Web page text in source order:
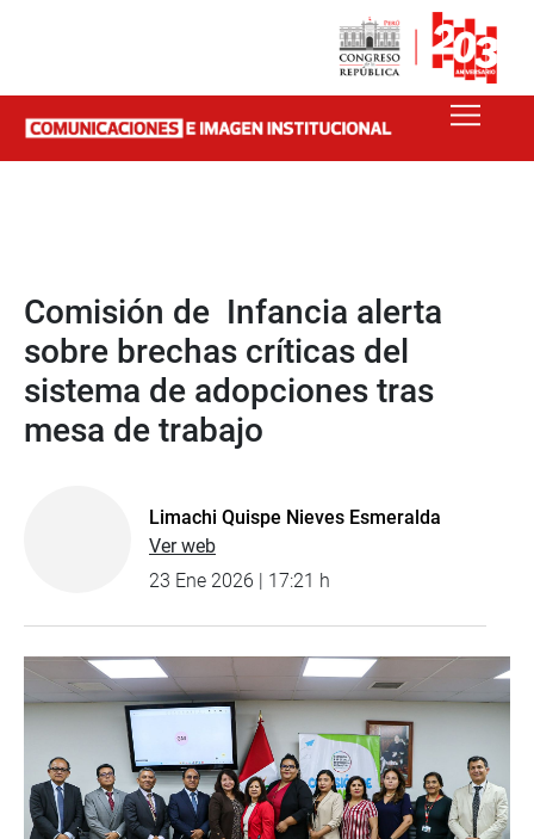
Comisión de Infancia alerta
sobre brechas críticas del
sistema de adopciones tras
mesa de trabajo
Limachi Quispe Nieves Esmeralda
Ver web
23 Ene 2026 | 17:21 h